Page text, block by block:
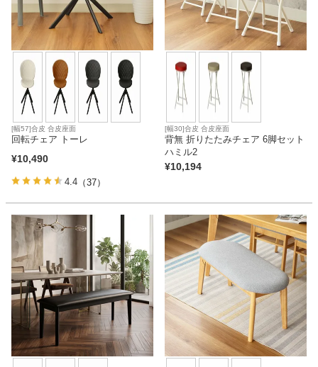
[幅57]合皮 合皮座面
回転チェア トーレ
¥10,490
4.4 （37）
[幅30]合皮 合皮座面
背無 折りたたみチェア 6脚セット
ハミル2
¥10,194